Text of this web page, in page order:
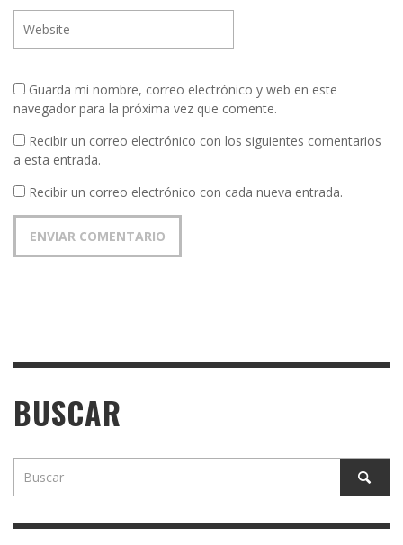
Guarda mi nombre, correo electrónico y web en este
navegador para la próxima vez que comente.
Recibir un correo electrónico con los siguientes comentarios
a esta entrada.
Recibir un correo electrónico con cada nueva entrada.
BUSCAR